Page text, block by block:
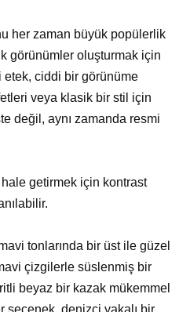
her zaman büyük popülerlik
görünümler oluşturmak için
ciddi bir görünüme
veya klasik bir stil için
değil, aynı zamanda resmi
getirmek için kontrast
tonlarında bir üst ile güzel
çizgilerle süslenmiş bir
beyaz bir kazak mükemmel
seçenek, denizci yakalı bir